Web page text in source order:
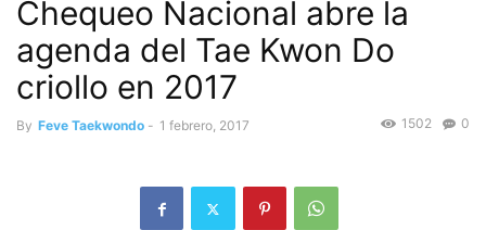
Chequeo Nacional abre la
agenda del Tae Kwon Do
criollo en 2017
By Feve Taekwondo - 1 febrero, 2017 0
1502